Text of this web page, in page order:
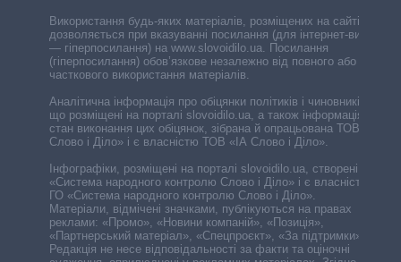
Використання будь-яких матеріалів, розміщених на сайті,
дозволяється при вказуванні посилання (для інтернет-видань
— гіперпосилання) на www.slovoidilo.ua. Посилання
(гіперпосилання) обов’язкове незалежно від повного або
часткового використання матеріалів.
Аналітична інформація про обіцянки політиків і чиновників,
що розміщені на порталі slovoidilo.ua, а також інформація про
стан виконання цих обіцянок, зібрана й опрацьована ТОВ «ІА
Слово і Діло» і є власністю ТОВ «ІА Слово і Діло».
Інфографіки, розміщені на порталі slovoidilo.ua, створені ГО
«Система народного контролю Слово і Діло» і є власністю
ГО «Система народного контролю Слово і Діло».
Матеріали, відмічені значками, публікуються на правах
реклами: «Промо», «Новини компаній», «Позиція»,
«Партнерський матеріал», «Спецпроєкт», «За підтримки».
Редакція не несе відповідальності за факти та оціночні